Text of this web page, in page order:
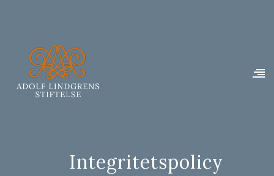
Integritetspolicy